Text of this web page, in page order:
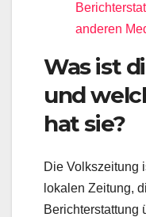
anderen
Was ist
und
hat sie?
Die Volkszeitung
lokalen Zeitung,
Berichterstattung